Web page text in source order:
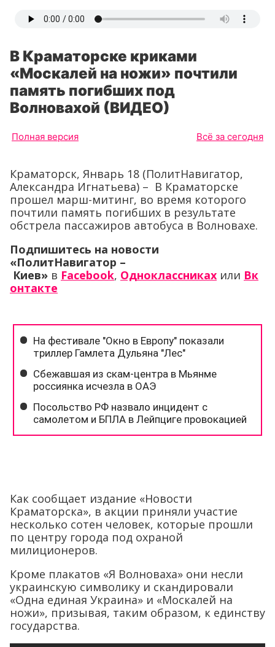
В Краматорске криками
«Москалей на ножи» почтили
память погибших под
Волновахой (ВИДЕО)
Полная версия Всё за сегодня
Краматорск, Январь 18 (ПолитНавигатор,
Александра Игнатьева) – В Краматорске
прошел марш-митинг, во время которого
почтили память погибших в результате
обстрела пассажиров автобуса в Волновахе.
Подпишитесь на новости
«ПолитНавигатор –
Киев» в Facebook, Одноклассниках или Вк
онтакте
Как сообщает издание «Новости
Краматорска», в акции приняли участие
несколько сотен человек, которые прошли
по центру города под охраной
милиционеров.
Кроме плакатов «Я Волноваха» они несли
украинскую символику и скандировали
«Одна единая Украина» и «Москалей на
ножи», призывая, таким образом, к единству
государства.